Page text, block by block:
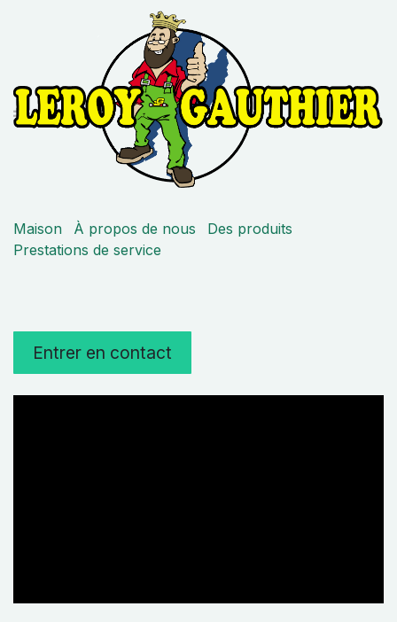
Maison À propos de nous
Des produits
Prestations de service
Entrer en contact